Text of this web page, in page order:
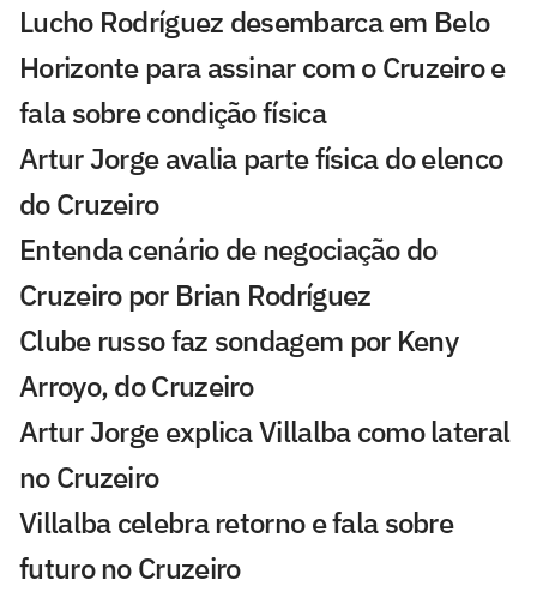
Lucho Rodríguez desembarca em Belo
Horizonte para assinar com o Cruzeiro e
fala sobre condição física
Artur Jorge avalia parte física do elenco
do Cruzeiro
Entenda cenário de negociação do
Cruzeiro por Brian Rodríguez
Clube russo faz sondagem por Keny
Arroyo, do Cruzeiro
Artur Jorge explica Villalba como lateral
no Cruzeiro
Villalba celebra retorno e fala sobre
futuro no Cruzeiro